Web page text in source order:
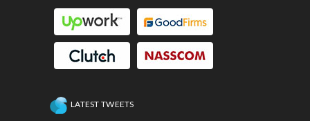
LATEST TWEETS